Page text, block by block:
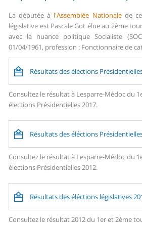
La députée à l'Assemblée Nationalede
législative est Pascale Got élue au 2ème
avec la nuance politique Socialiste
01/04/1961, profession : Fonctionnaire de
Résultats des élections
Consultez le résultat à Lesparre-Médoc du
élections Présidentielles 2017.
Résultats des éléctions
Consultez le résultat à Lesparre-Médoc du
élections Présidentielles 2012.
Résultats des éléctions législatives
Consultez le résultat 2012 du 1er et 2ème